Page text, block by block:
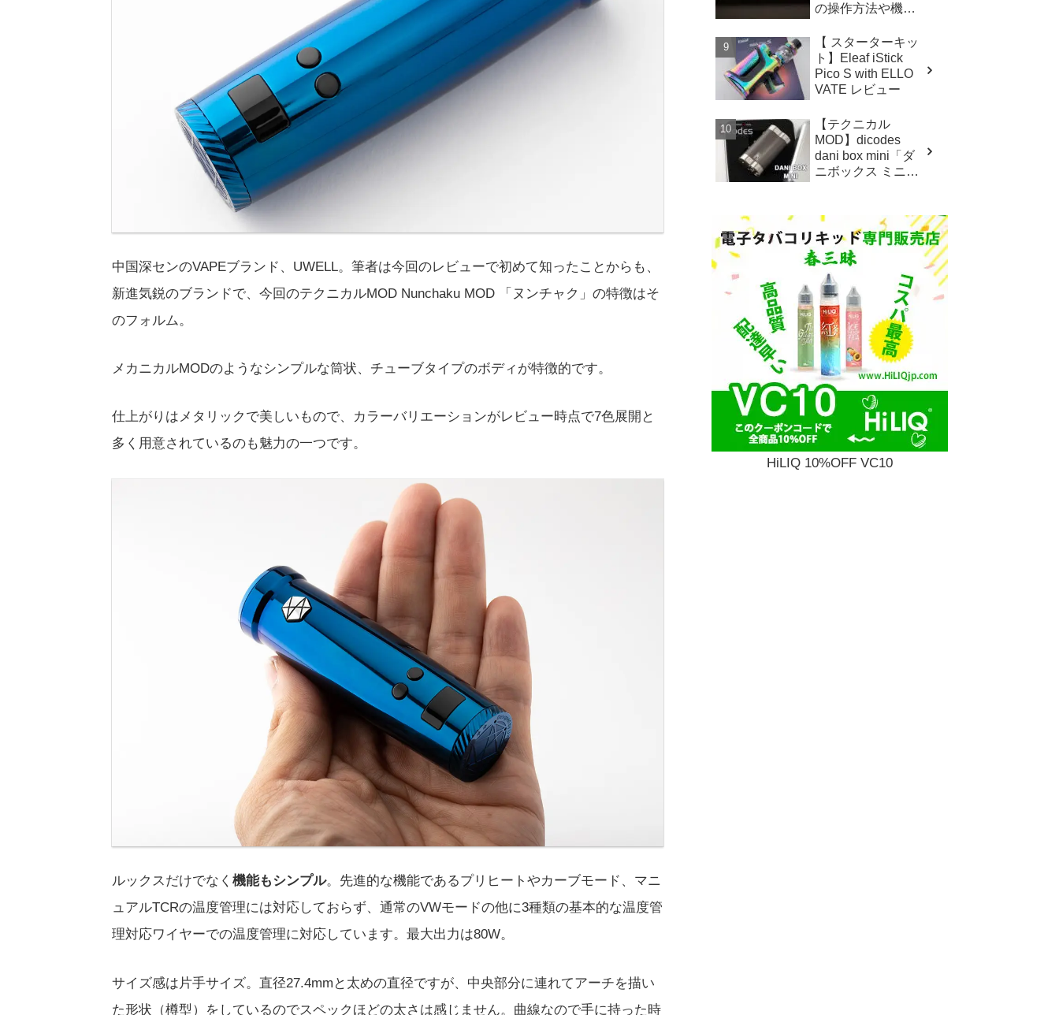
中国深センのVAPEブランド、UWELL。筆者は今回のレビューで初めて知ったことからも、
新進気鋭のブランドで、今回のテクニカルMOD Nunchaku MOD 「ヌンチャク」の特徴はそ
のフォルム。
メカニカルMODのようなシンプルな筒状、チューブタイプのボディが特徴的です。
仕上がりはメタリックで美しいもので、カラーバリエーションがレビュー時点で7色展開と
多く用意されているのも魅力の一つです。
ルックスだけでなく 機能もシンプル。先進的な機能であるプリヒートやカーブモード、マニ
ュアルTCRの温度管理には対応しておらず、通常のVWモードの他に3種類の基本的な温度管
理対応ワイヤーでの温度管理に対応しています。最大出力は80W。
サイズ感は片手サイズ。直径27.4mmと太めの直径ですが、中央部分に連れてアーチを描い
た形状（樽型）をしているのでスペックほどの太さは感じません。曲線なので手に持った時
の操作方法や機能
【 スターターキッ
ト】Eleaf iStick
Pico S with ELLO
VATE レビュー
【テクニカル
MOD】dicodes
dani box mini「ダ
ニボックス ミニ」
HiLIQ 10%OFF VC10